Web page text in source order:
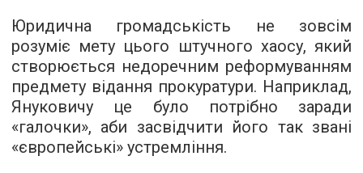
Юридична громадськість не зовсім
розуміє мету цього штучного хаосу, який
створюється недоречним реформуванням
предмету відання прокуратури. Наприклад,
Януковичу це було потрібно заради
«галочки», аби засвідчити його так звані
«європейські» устремління.